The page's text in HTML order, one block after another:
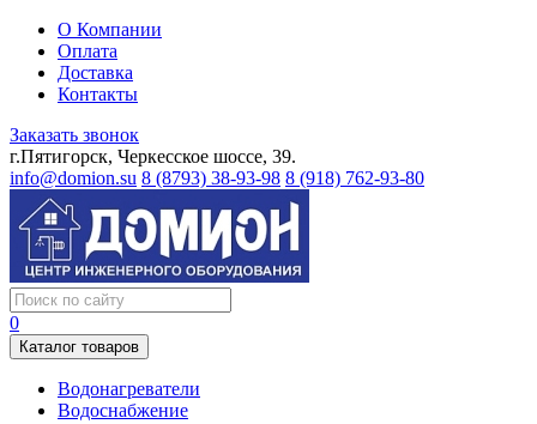
О Компании
Оплата
Доставка
Контакты
Заказать звонок
г.Пятигорск, Черкесское шоссе, 39.
info@domion.su 8 (8793) 38-93-98 8 (918) 762-93-80
0
Каталог товаров
Водонагреватели
Водоснабжение